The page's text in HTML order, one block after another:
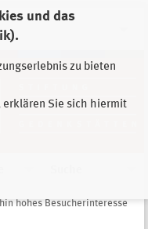
und das
zu bieten
erklären Sie sich hiermit
hohes Besucherinteresse